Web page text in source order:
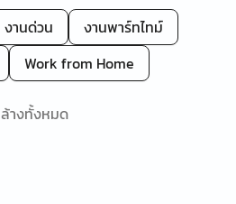
งานด่วน
งานพาร์ทไทม์
Work from Home
ล้างทั้งหมด